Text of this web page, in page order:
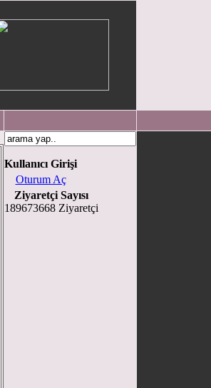
Kullanıcı Girişi
Oturum Aç
Ziyaretçi Sayısı
189673668 Ziyaretçi